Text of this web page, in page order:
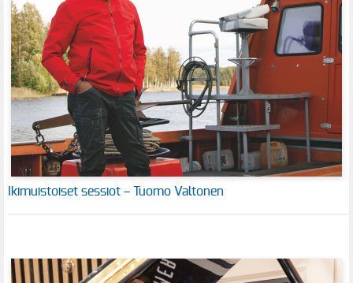
Ikimuistoiset sessiot – Tuomo Valtonen